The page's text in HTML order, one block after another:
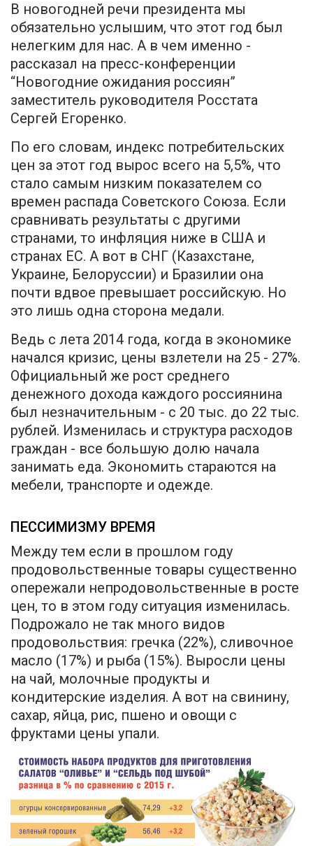
В новогодней речи президента мы
обязательно услышим, что этот год был
нелегким для нас. А в чем именно -
рассказал на пресс-конференции
“Новогодние ожидания россиян”
заместитель руководителя Росстата
Сергей Егоренко.
По его словам, индекс потребительских
цен за этот год вырос всего на 5,5%, что
стало самым низким показателем со
времен распада Советского Союза. Если
сравнивать результаты с другими
странами, то инфляция ниже в США и
странах ЕС. А вот в СНГ (Казахстане,
Украине, Белоруссии) и Бразилии она
почти вдвое превышает российскую. Но
это лишь одна сторона медали.
Ведь с лета 2014 года, когда в экономике
начался кризис, цены взлетели на 25 - 27%.
Официальный же рост среднего
денежного дохода каждого россиянина
был незначительным - с 20 тыс. до 22 тыс.
рублей. Изменилась и структура расходов
граждан - все большую долю начала
занимать еда. Экономить стараются на
мебели, транспорте и одежде.
ПЕССИМИЗМУ ВРЕМЯ
Между тем если в прошлом году
продовольственные товары существенно
опережали непродовольственные в росте
цен, то в этом году ситуация изменилась.
Подрожало не так много видов
продовольствия: гречка (22%), сливочное
масло (17%) и рыба (15%). Выросли цены
на чай, молочные продукты и
кондитерские изделия. А вот на свинину,
сахар, яйца, рис, пшено и овощи с
фруктами цены упали.